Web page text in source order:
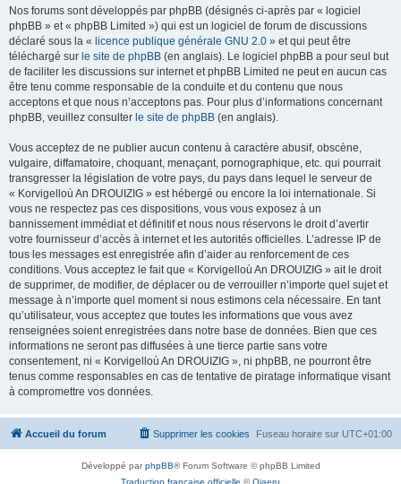
Nos forums sont développés par phpBB (désignés ci-après par « logiciel
phpBB » et « phpBB Limited ») qui est un logiciel de forum de discussions
déclaré sous la « licence publique générale GNU 2.0 » et qui peut être
téléchargé sur le site de phpBB (en anglais). Le logiciel phpBB a pour seul but
de faciliter les discussions sur internet et phpBB Limited ne peut en aucun cas
être tenu comme responsable de la conduite et du contenu que nous
acceptons et que nous n’acceptons pas. Pour plus d’informations concernant
phpBB, veuillez consulter le site de phpBB (en anglais).
Vous acceptez de ne publier aucun contenu à caractère abusif, obscène,
vulgaire, diffamatoire, choquant, menaçant, pornographique, etc. qui pourrait
transgresser la législation de votre pays, du pays dans lequel le serveur de
« Korvigelloù An DROUIZIG » est hébergé ou encore la loi internationale. Si
vous ne respectez pas ces dispositions, vous vous exposez à un
bannissement immédiat et définitif et nous nous réservons le droit d’avertir
votre fournisseur d’accès à internet et les autorités officielles. L’adresse IP de
tous les messages est enregistrée afin d’aider au renforcement de ces
conditions. Vous acceptez le fait que « Korvigelloù An DROUIZIG » ait le droit
de supprimer, de modifier, de déplacer ou de verrouiller n’importe quel sujet et
message à n’importe quel moment si nous estimons cela nécessaire. En tant
qu’utilisateur, vous acceptez que toutes les informations que vous avez
renseignées soient enregistrées dans notre base de données. Bien que ces
informations ne seront pas diffusées à une tierce partie sans votre
consentement, ni « Korvigelloù An DROUIZIG », ni phpBB, ne pourront être
tenus comme responsables en cas de tentative de piratage informatique visant
à compromettre vos données.
Accueil du forum Fuseau horaire sur UTC+01:00
Supprimer les cookies
Développé parphpBB® Forum Software © phpBB Limited
Traduction française officielle ©Qiaeru